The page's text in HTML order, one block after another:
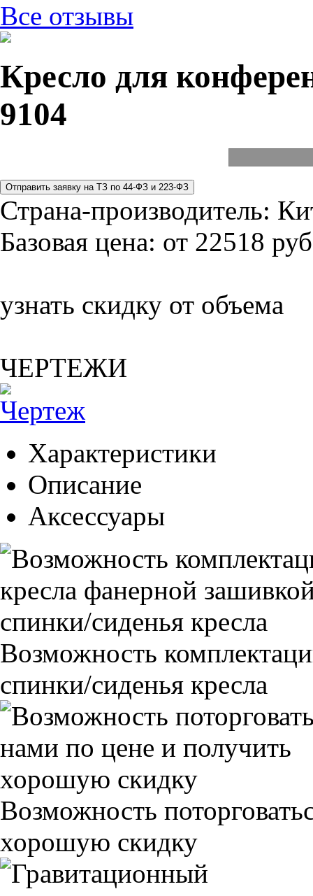
Все отзывы
Кресло для
9104
Страна-производитель:
Базовая цена: от 22518
узнать скидку от объема
ЧЕРТЕЖИ
Характеристики
Описание
Аксессуары
Возможность
спинки/сиденья кресла
Возможность
хорошую скидку